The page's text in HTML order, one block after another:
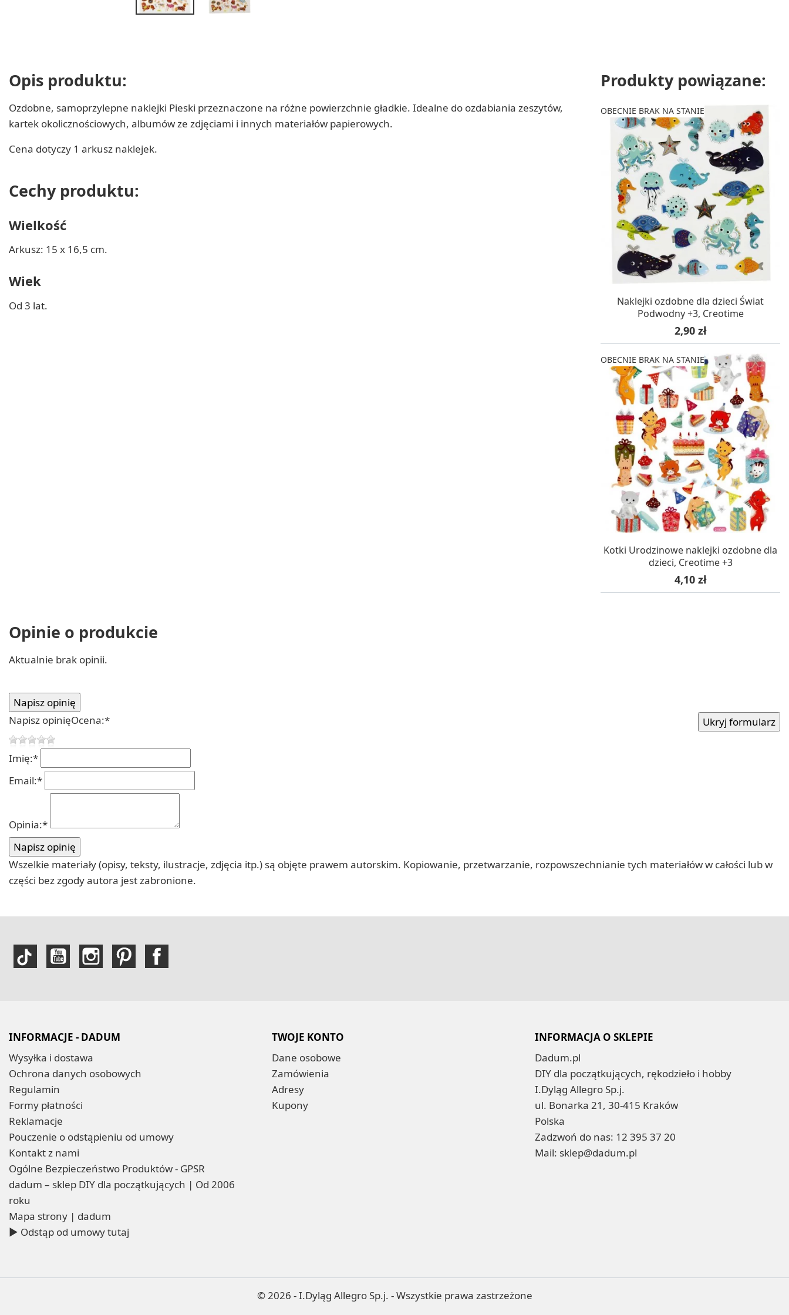
Opis produktu:
Ozdobne, samoprzylepne naklejki Pieski przeznaczone na różne powierzchnie gładkie. Idealne do ozdabiania zeszytów,
kartek okolicznościowych, albumów ze zdjęciami i innych materiałów papierowych.
Cena dotyczy 1 arkusz naklejek.
Cechy produktu:
Wielkość
Arkusz: 15 x 16,5 cm.
Wiek
Od 3 lat.
Produkty powiązane:
OCZEKUJEMY NA DOSTAWĘ
Naklejki ozdobne dla dzieci Świat
Podwodny +3, Creotime
Cena
2,90 zł
OBECNIE BRAK NA STANIE
OCZEKUJEMY NA DOSTAWĘ
Kotki Urodzinowe naklejki ozdobne dla
dzieci, Creotime +3
Cena
4,10 zł
OBECNIE BRAK NA STANIE
Opinie o produkcie
Aktualnie brak opinii.
Napisz opinięOcena:*
Imię:*
Email:*
Opinia:*
Wszelkie materiały (opisy, teksty, ilustracje, zdjęcia itp.) są objęte prawem autorskim. Kopiowanie, przetwarzanie, rozpowszechnianie tych materiałów w całości lub w
części bez zgody autora jest zabronione.
INFORMACJE - DADUM
Wysyłka i dostawa
Ochrona danych osobowych
Regulamin
Formy płatności
Reklamacje
Pouczenie o odstąpieniu od umowy
Kontakt z nami
Ogólne Bezpieczeństwo Produktów - GPSR
dadum – sklep DIY dla początkujących | Od 2006
roku
Mapa strony | dadum
▶ Odstąp od umowy tutaj
TWOJE KONTO
Dane osobowe
Zamówienia
Adresy
Kupony
INFORMACJA O SKLEPIE
Dadum.pl
DIY dla początkujących, rękodzieło i hobby
I.Dyląg Allegro Sp.j.
ul. Bonarka 21, 30-415 Kraków
Polska
Zadzwoń do nas: 12 395 37 20
Mail: sklep@dadum.pl
© 2026 - I.Dyląg Allegro Sp.j. - Wszystkie prawa zastrzeżone